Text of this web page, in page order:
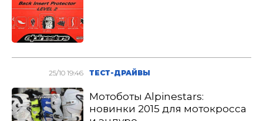
25/10 19:46 ТЕСТ-ДРАЙВЫ
Мотоботы Alpinestars:
новинки 2015 для мотокросса